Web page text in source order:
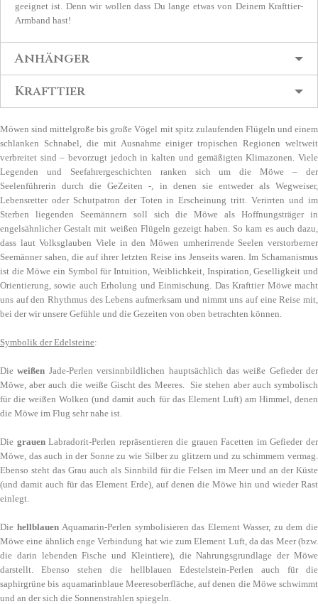
geeignet ist. Denn wir wollen dass Du lange etwas von Deinem Krafttier-
Armband hast!
Anhänger
Krafttier
Möwen sind mittelgroße bis große Vögel mit spitz zulaufenden Flügeln und einem
schlanken Schnabel, die mit Ausnahme einiger tropischen Regionen weltweit
verbreitet sind – bevorzugt jedoch in kalten und gemäßigten Klimazonen. Viele
Legenden und Seefahrergeschichten ranken sich um die Möwe – der
Seelenführerin durch die GeZeiten -, in denen sie entweder als Wegweiser,
Lebensretter oder Schutpatron der Toten in Erscheinung tritt. Verirrten und im
Sterben liegenden Seemännern soll sich die Möwe als Hoffnungsträger in
engelsähnlicher Gestalt mit weißen Flügeln gezeigt haben. So kam es auch dazu,
dass laut Volksglauben Viele in den Möwen umherirrende Seelen verstorberner
Seemänner sahen, die auf ihrer letzten Reise ins Jenseits waren. Im Schamanismus
ist die Möwe ein Symbol für Intuition, Weiblichkeit, Inspiration, Geselligkeit und
Orientierung, sowie auch Erholung und Einmischung. Das Krafttier Möwe macht
uns auf den Rhythmus des Lebens aufmerksam und nimmt uns auf eine Reise mit,
bei der wir unsere Gefühle und die Gezeiten von oben betrachten können.
Symbolik der Edelsteine:
Dieweißen Jade-Perlen versinnbildlichen hauptsächlich das weiße Gefieder der
Möwe, aber auch die weiße Gischt des Meeres. Sie stehen aber auch symbolisch
für die weißen Wolken (und damit auch für das Element Luft) am Himmel, denen
die Möwe im Flug sehr nahe ist.
Die grauenLabradorit-Perlen repräsentieren die grauen Facetten im Gefieder der
Möwe, das auch in der Sonne zu wie Silber zu glitzern und zu schimmern vermag.
Ebenso steht das Grau auch als Sinnbild für die Felsen im Meer und an der Küste
(und damit auch für das Element Erde), auf denen die Möwe hin und wieder Rast
einlegt.
Die hellblauenAquamarin-Perlen symbolisieren das Element Wasser, zu dem die
Möwe eine ähnlich enge Verbindung hat wie zum Element Luft, da das Meer (bzw.
die darin lebenden Fische und Kleintiere), die Nahrungsgrundlage der Möwe
darstellt. Ebenso stehen die hellblauen Edestelstein-Perlen auch für die
saphirgrüne bis aquamarinblaue Meeresoberfläche, auf denen die Möwe schwimmt
und an der sich die Sonnenstrahlen spiegeln.